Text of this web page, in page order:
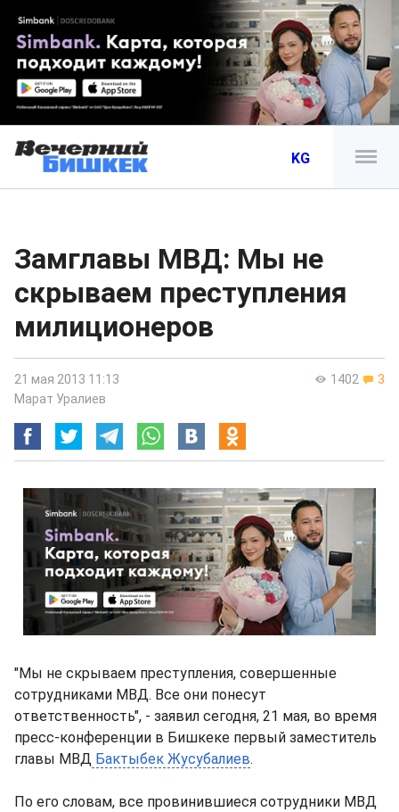
KG
Замглавы МВД: Мы не
скрываем преступления
милиционеров
1402 3
21 мая 2013 11:13
Марат Уралиев
"Мы не скрываем преступления, совершенные
сотрудниками МВД. Все они понесут
ответственность", - заявил сегодня, 21 мая, во время
пресс-конференции в Бишкеке первый заместитель
главы МВД Бактыбек Жусубалиев.
По его словам, все провинившиеся сотрудники МВД